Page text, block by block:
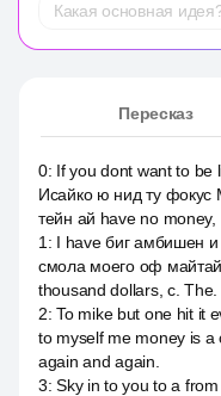
Какая основная
Пересказ
0: If you dont want to be
Исайко ю нид ту фокус
тейн ай have no money,
1 : I have биг амбишен и
смола моего оф
thousand dollars, с. The.
2:To mike but one hit it
to myself me money is a
again and again.
3:Sky in to you to a